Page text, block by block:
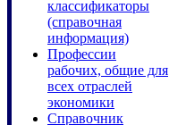
классификаторы
(справочная
информация)
Профессии
рабочих, общие для
всех отраслей
экономики
Справочник